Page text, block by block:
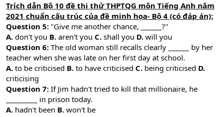
Trích dẫn Bộ 10 đề thi thử THPTQG môn Tiếng Anh năm
2021 chuẩn cấu trúc của đề minh họa- Bộ 4 (có đáp án):
Question 5: "Give me another chance, ______?"
A. don't you B. aren't you C. shall you D. will you
Question 6: The old woman still recalls clearly ______ by her
teacher when she was late on her first day at school.
A. to be criticised B. to have criticised C. being criticised D.
criticising
Question 7: If Jim hadn't tried to kill that millionaire, he
_________ in prison today.
A. hadn't been B. won't be